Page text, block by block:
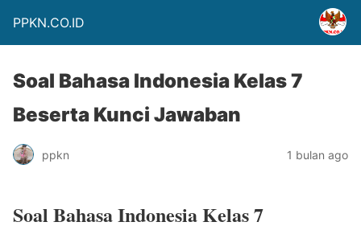
PPKN.CO.ID
Soal Bahasa Indonesia Kelas 7
Beserta Kunci Jawaban
ppkn 1 bulan ago
Soal Bahasa Indonesia Kelas 7